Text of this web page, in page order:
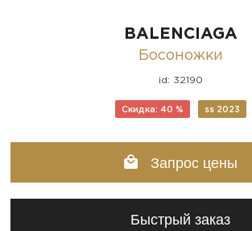
BALENCIAGA
Босоножки
id: 32190
Скидка: 40 % ss 2023
Запрос цены
Быстрый заказ